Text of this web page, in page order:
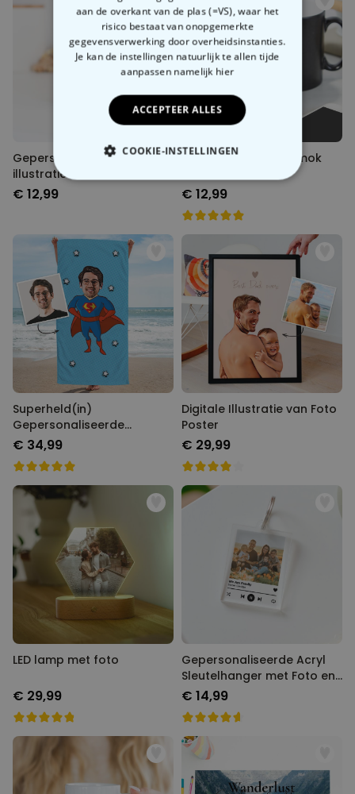
Gepersonaliseerde mokken
illustratie cartoon familie
€ 12,99
Gepersonaliseerde mok
€ 12,99
Superheld(in)
Gepersonaliseerde
Handdoek met Gezicht als
Comic
€ 34,99
Digitale Illustratie van Foto
Poster
€ 29,99
LED lamp met foto
€ 29,99
Gepersonaliseerde Acryl
Sleutelhanger met Foto en
Songtitel
€ 14,99
aan de overkant van de plas (=VS), waar het
risico bestaat van onopgemerkte
gegevensverwerking door overheidsinstanties.
Je kan de instellingen natuurlijk te allen tijde
aanpassen namelijk hier
ACCEPTEER ALLES
COOKIE-INSTELLINGEN
NOODZAKELIJK
MARKETING OVERIGE